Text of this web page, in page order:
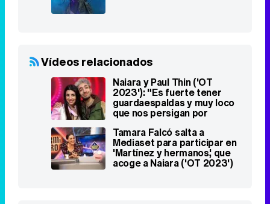
Vídeos relacionados
Naiara y Paul Thin ('OT
2023'): "Es fuerte tener
guardaespaldas y muy loco
que nos persigan por
Tamara Falcó salta a
Mediaset para participar en
'Martínez y hermanos', que
acoge a Naiara ('OT 2023')